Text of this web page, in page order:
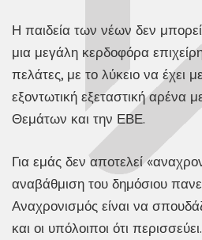
Η παιδεία των νέων δεν
μια μεγάλη κερδοφόρα
πελάτες, με το λύκειο να έχει
εξοντωτική εξεταστική αρένα
Θεμάτων και την ΕΒΕ.
Για εμάς δεν αποτελεί
αναβάθμιση του δημόσιου
Αναχρονισμός είναι να
και οι υπόλοιποι ότι περισσεύει.